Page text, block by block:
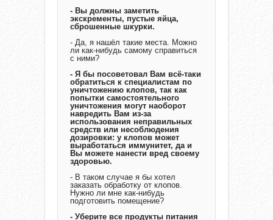
- Вы должны заметить
экскременты, пустые яйца,
сброшенные шкурки.
- Да, я нашёл такие места. Можно
ли как-нибудь самому справиться
с ними?
- Я бы посоветовал Вам всё-таки
обратиться к специалистам по
уничтожению клопов, так как
попытки самостоятельного
уничтожения могут наоборот
навредить Вам из-за
использования неправильных
средств или несоблюдения
дозировки: у клопов может
выработаться иммунитет, да и
Вы можете нанести вред своему
здоровью.
- В таком случае я бы хотел
заказать обработку от клопов.
Нужно ли мне как-нибудь
подготовить помещение?
- Уберите все продукты питания